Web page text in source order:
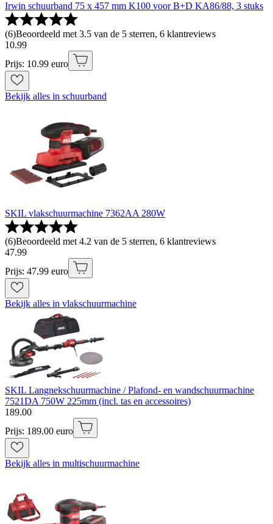
Irwin schuurband 75 x 457 mm K100 voor B+D KA86/88, 3 stuks
(6)Beoordeeld met 3.5 van de 5 sterren, 6 klantreviews
10.99
Prijs: 10.99 euro
Bekijk alles in schuurband
SKIL vlakschuurmachine 7362AA 280W
(6)Beoordeeld met 4.2 van de 5 sterren, 6 klantreviews
47.99
Prijs: 47.99 euro
Bekijk alles in vlakschuurmachine
SKIL Langnekschuurmachine / Plafond- en wandschuurmachine
7521DA 750W 225mm (incl. tas en accessoires)
189.00
Prijs: 189.00 euro
Bekijk alles in multischuurmachine